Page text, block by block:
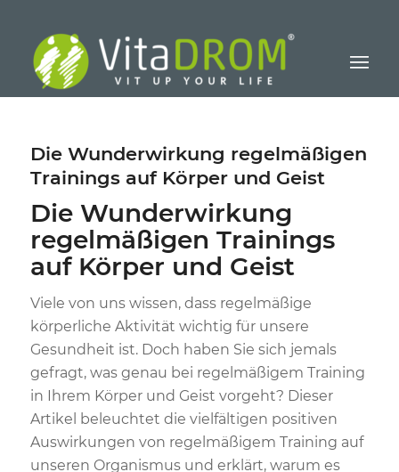
Die Wunderwirkung regelmäßigen
Trainings auf Körper und Geist
Die Wunderwirkung
regelmäßigen Trainings
auf Körper und Geist
Viele von uns wissen, dass regelmäßige
körperliche Aktivität wichtig für unsere
Gesundheit ist. Doch haben Sie sich jemals
gefragt, was genau bei regelmäßigem Training
in Ihrem Körper und Geist vorgeht? Dieser
Artikel beleuchtet die vielfältigen positiven
Auswirkungen von regelmäßigem Training auf
unseren Organismus und erklärt, warum es